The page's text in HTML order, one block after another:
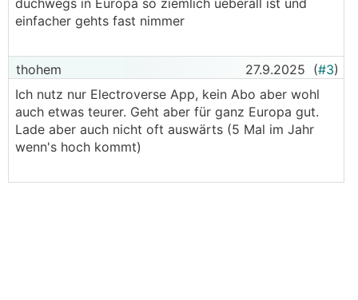
duchwegs in Europa so ziemlich ueberall ist und
einfacher gehts fast nimmer
thohem 27.9.2025 (#3)
Ich nutz nur Electroverse App, kein Abo aber wohl
auch etwas teurer. Geht aber für ganz Europa gut.
Lade aber auch nicht oft auswärts (5 Mal im Jahr
wenn's hoch kommt)